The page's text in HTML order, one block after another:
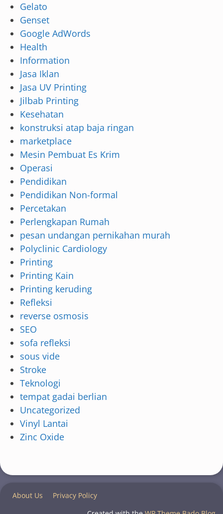
Gelato
Genset
Google AdWords
Health
Information
Jasa Iklan
Jasa UV Printing
Jilbab Printing
Kesehatan
konstruksi atap baja ringan
marketplace
Mesin Pembuat Es Krim
Operasi
Pendidikan
Pendidikan Non-formal
Percetakan
Perlengkapan Rumah
pesan undangan pernikahan murah
Polyclinic Cardiology
Printing
Printing Kain
Printing keruding
Refleksi
reverse osmosis
SEO
sofa refleksi
sous vide
Stroke
Teknologi
tempat gadai berlian
Uncategorized
Vinyl Lantai
Zinc Oxide
About Us
Privacy Policy